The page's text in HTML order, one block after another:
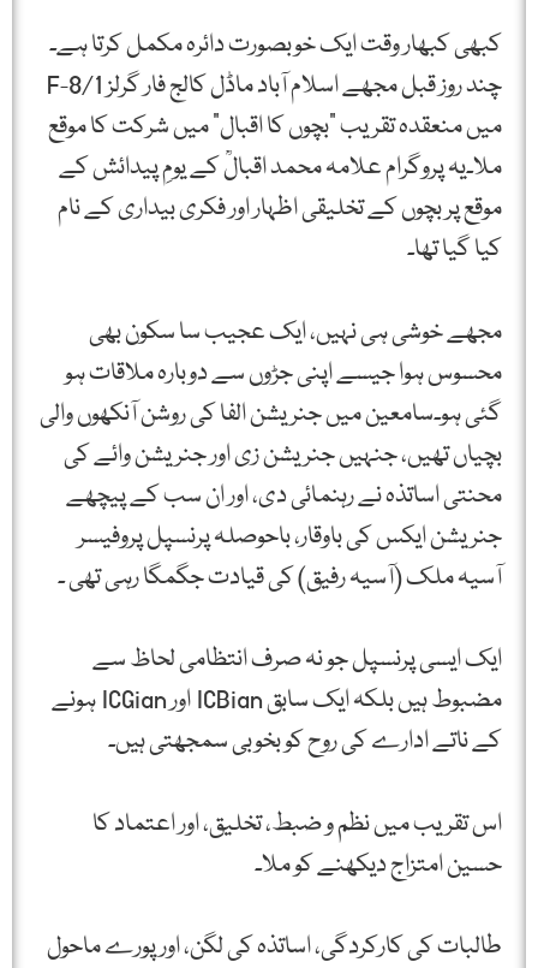
کبھی کبھار وقت ایک خوبصورت دائرہ مکمل کرتا ہے۔
چند روز قبل مجھے اسلام آباد ماڈل کالج فار گرلز F-8/1
میں منعقدہ تقریب "بچوں کا اقبال” میں شرکت کا موقع
ملا۔یہ پروگرام علامہ محمد اقبالؒ کے یومِ پیدائش کے
موقع پر بچوں کے تخلیقی اظہار اور فکری بیداری کے نام
کیا گیا تھا۔
مجھے خوشی ہی نہیں، ایک عجیب سا سکون بھی
محسوس ہوا جیسے اپنی جڑوں سے دوبارہ ملاقات ہو
گئی ہو۔سامعین میں جنریشن الفا کی روشن آنکھوں والی
بچیاں تھیں، جنہیں جنریشن زی اور جنریشن وائے کی
محنتی اساتذہ نے رہنمائی دی، اور ان سب کے پیچھے
جنریشن ایکس کی باوقار، باحوصلہ پرنسپل پروفیسر
آسیہ ملک (آسیہ رفیق) کی قیادت جگمگا رہی تھی ۔
ایک ایسی پرنسپل جو نہ صرف انتظامی لحاظ سے
مضبوط ہیں بلکہ ایک سابق ICBian اور ICGian ہونے
کے ناتے ادارے کی روح کو بخوبی سمجھتی ہیں۔
اس تقریب میں نظم و ضبط، تخلیق، اور اعتماد کا
حسین امتزاج دیکھنے کو ملا۔
طالبات کی کارکردگی، اساتذہ کی لگن، اور پورے ماحول